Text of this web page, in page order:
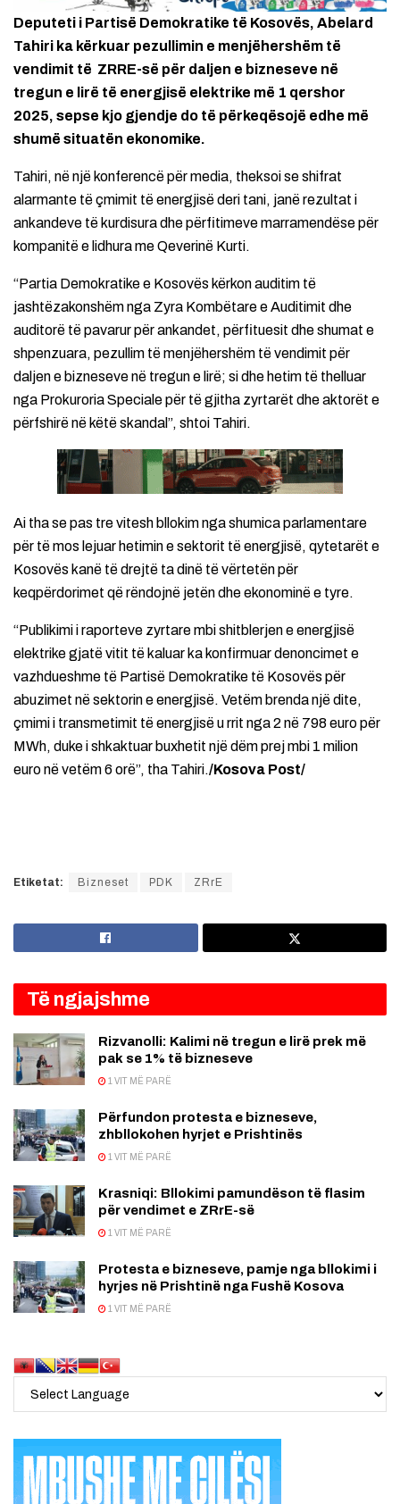
Deputeti i Partisë Demokratike të Kosovës, Abelard
Tahiri ka kërkuar pezullimin e menjëhershëm të
vendimit të ZRRE-së për daljen e bizneseve në
tregun e lirë të energjisë elektrike më 1 qershor
2025, sepse kjo gjendje do të përkeqësojë edhe më
shumë situatën ekonomike.
Tahiri, në një konferencë për media, theksoi se shifrat
alarmante të çmimit të energjisë deri tani, janë rezultat i
ankandeve të kurdisura dhe përfitimeve marramendëse për
kompanitë e lidhura me Qeverinë Kurti.
“Partia Demokratike e Kosovës kërkon auditim të
jashtëzakonshëm nga Zyra Kombëtare e Auditimit dhe
auditorë të pavarur për ankandet, përfituesit dhe shumat e
shpenzuara, pezullim të menjëhershëm të vendimit për
daljen e bizneseve në tregun e lirë; si dhe hetim të thelluar
nga Prokuroria Speciale për të gjitha zyrtarët dhe aktorët e
përfshirë në këtë skandal”, shtoi Tahiri.
Ai tha se pas tre vitesh bllokim nga shumica parlamentare
për të mos lejuar hetimin e sektorit të energjisë, qytetarët e
Kosovës kanë të drejtë ta dinë të vërtetën për
keqpërdorimet që rëndojnë jetën dhe ekonominë e tyre.
“Publikimi i raporteve zyrtare mbi shitblerjen e energjisë
elektrike gjatë vitit të kaluar ka konfirmuar denoncimet e
vazhdueshme të Partisë Demokratike të Kosovës për
abuzimet në sektorin e energjisë. Vetëm brenda një dite,
çmimi i transmetimit të energjisë u rrit nga 2 në 798 euro për
MWh, duke i shkaktuar buxhetit një dëm prej mbi 1 milion
euro në vetëm 6 orë”, tha Tahiri./Kosova Post/
Etiketat: Bizneset PDK ZRrE
Të ngjajshme
Rizvanolli: Kalimi në tregun e lirë prek më
pak se 1% të bizneseve
1 VIT MË PARË
Përfundon protesta e bizneseve,
zhbllokohen hyrjet e Prishtinës
1 VIT MË PARË
Krasniqi: Bllokimi pamundëson të flasim
për vendimet e ZRrE-së
1 VIT MË PARË
Protesta e bizneseve, pamje nga bllokimi i
hyrjes në Prishtinë nga Fushë Kosova
1 VIT MË PARË